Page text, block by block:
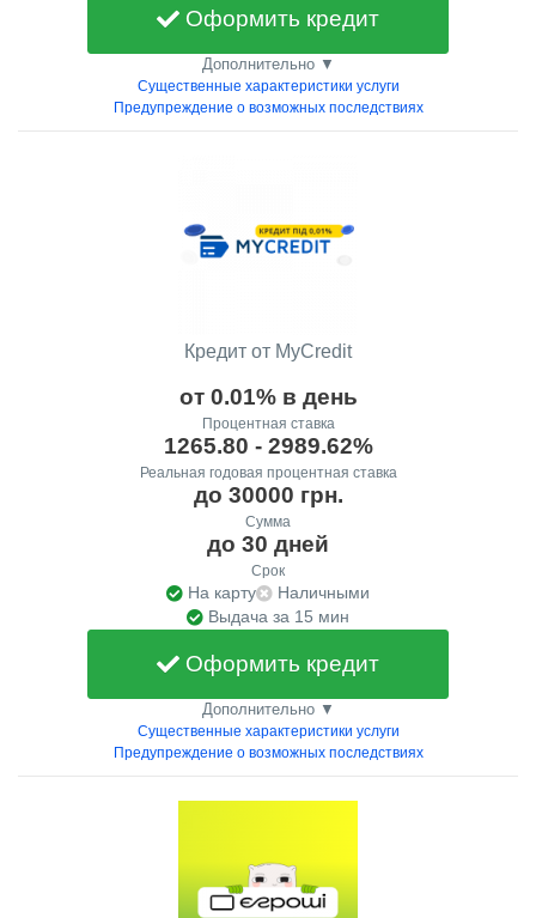
Оформить кредит
Дополнительно ▼
Существенные характеристики услуги
Предупреждение о возможных последствиях
Кредит от MyCredit
от 0.01% в день
Процентная ставка
1265.80 - 2989.62%
Реальная годовая процентная ставка
до 30000 грн.
Сумма
до 30 дней
Срок
На карту
Наличными
Выдача за 15 мин
Оформить кредит
Дополнительно ▼
Существенные характеристики услуги
Предупреждение о возможных последствиях